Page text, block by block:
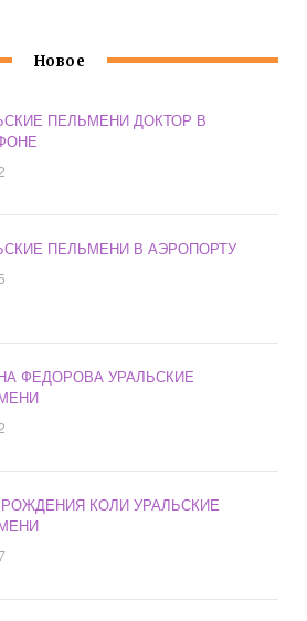
Новое
ПЕЛЬМЕНИ ДОКТОР В
ПЕЛЬМЕНИ В АЭРОПОРТУ
ФЕДОРОВА УРАЛЬСКИЕ
КОЛИ УРАЛЬСКИЕ